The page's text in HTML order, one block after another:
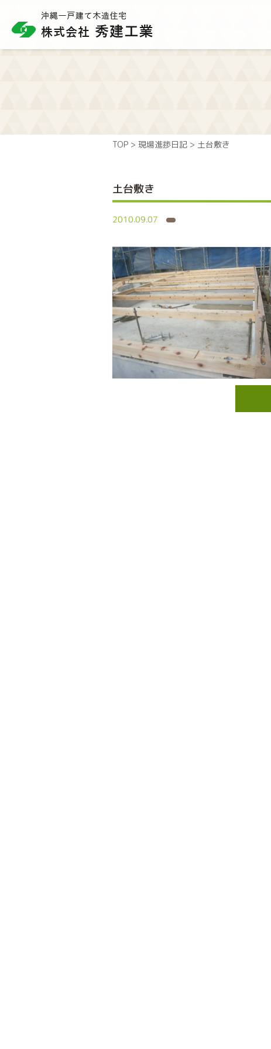
TOP > 現場進捗日記 > 土台敷き
土台敷き
2010.09.07